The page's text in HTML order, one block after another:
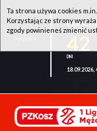
WKK
18.09.2026,
Ta strona używa cookies
Korzystając ze strony
zgody powinieneś zmienić